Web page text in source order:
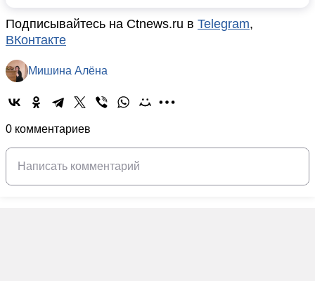
Подписывайтесь на Ctnews.ru в Telegram,
ВКонтакте
Мишина Алёна
0 комментариев